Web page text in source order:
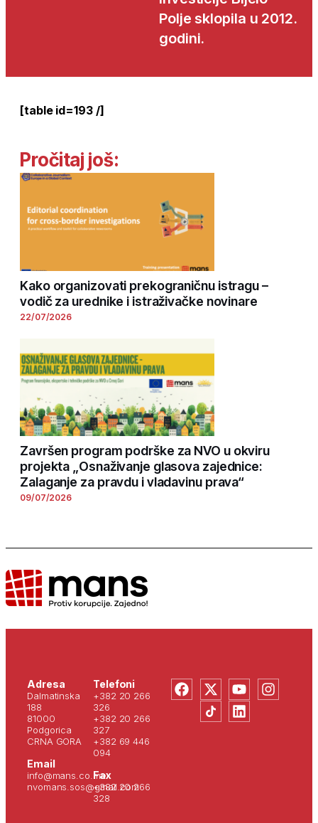
Polje sklopila u 2012.
godini.
[table id=193 /]
Pročitaj još:
Kako organizovati prekograničnu istragu –
vodič za urednike i istraživačke novinare
22/07/2026
Završen program podrške za NVO u okviru
projekta „Osnaživanje glasova zajednice:
Zalaganje za pravdu i vladavinu prava“
09/07/2026
Adresa
Dalmatinska
188
81000
Podgorica
CRNA GORA
Email
info@mans.co.me
nvomans.sos@gmail.com
Telefoni
+382 20 266
326
+382 20 266
327
+382 69 446
094
Fax
+382 20 266
328